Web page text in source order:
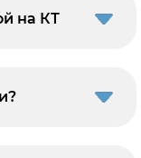
на КТ